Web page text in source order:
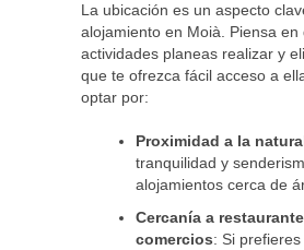
La ubicación es un aspecto
alojamiento en Moià. Piensa en
actividades planeas realizar y
que te ofrezca fácil acceso a
optar por:
Proximidad a la
tranquilidad y
alojamientos cerca de
Cercanía a
comercios: Si